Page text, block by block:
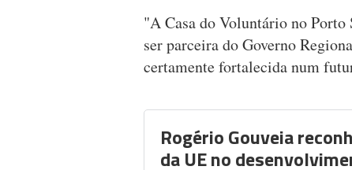
"A Casa do Voluntário no Porto
ser parceira do Governo
certamente fortalecida num
Rogério Gouveia
da UE no